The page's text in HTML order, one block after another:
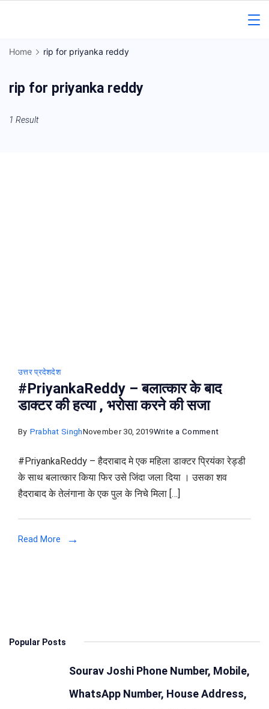
Regional
News
Home rip for priyanka reddy
rip for priyanka reddy
1 Result
उत्तर प्रदेशदेश
#PriyankaReddy – बलात्कार के बाद
डाक्टर की हत्या , भरोसा करने की सजा
By Prabhat SinghNovember 30, 2019Write a Commenton
–
बलात्कार
सजा
#PriyankaReddy – हैदराबाद मे एक महिला डाक्टर प्रियंका रेड्डी
के साथ बलात्कार किया फिर उसे जिंदा जला दिया । उसका शव
हैदराबाद के तेलंगाना के एक पुल के निचे मिला […]
Read More
Popular Posts
Sourav Joshi Phone Number, Mobile,
WhatsApp Number, House Address,